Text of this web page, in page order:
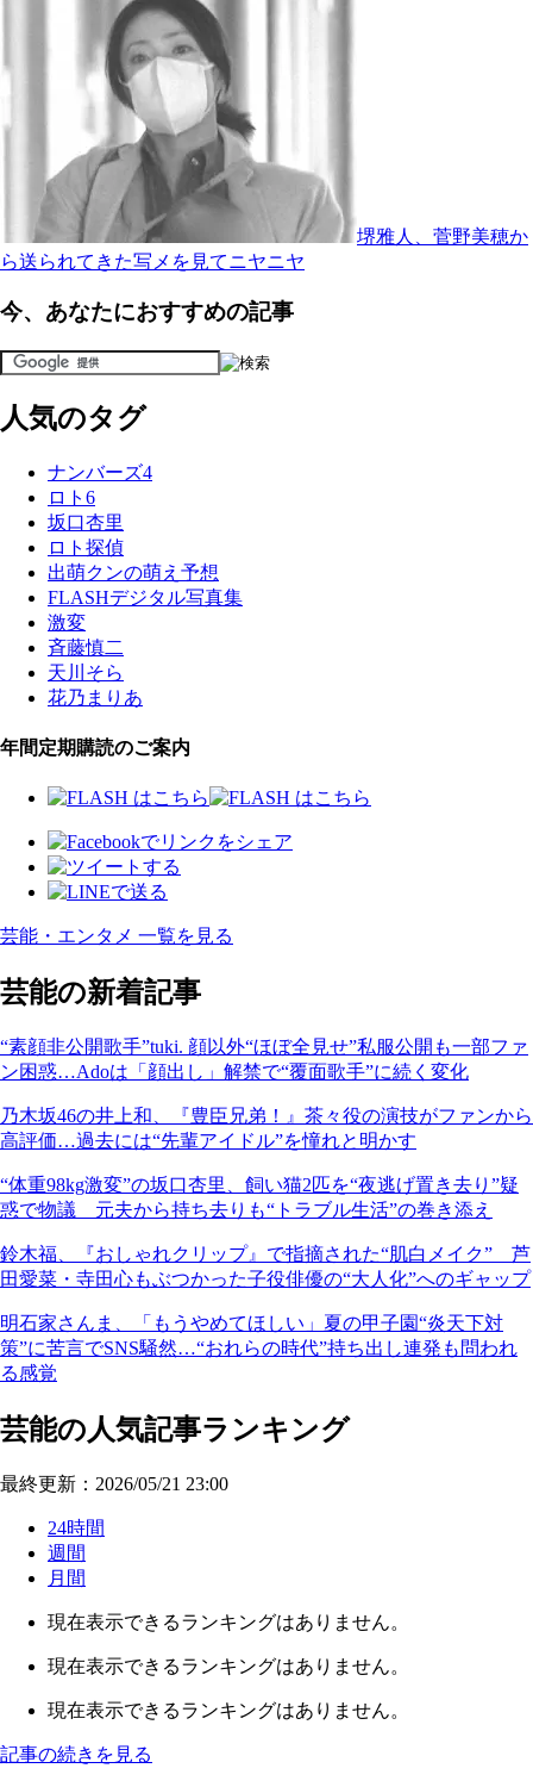
堺雅人、菅野美穂か
ら送られてきた写メを見てニヤニヤ
今、あなたにおすすめの記事
人気のタグ
ナンバーズ4
ロト6
坂口杏里
ロト探偵
出萌クンの萌え予想
FLASHデジタル写真集
激変
斉藤慎二
天川そら
花乃まりあ
年間定期購読のご案内
芸能・エンタメ 一覧を見る
芸能の新着記事
“素顔非公開歌手”tuki. 顔以外“ほぼ全見せ”私服公開も一部ファ
ン困惑…Adoは「顔出し」解禁で“覆面歌手”に続く変化
乃木坂46の井上和、『豊臣兄弟！』茶々役の演技がファンから
高評価…過去には“先輩アイドル”を憧れと明かす
“体重98kg激変”の坂口杏里、飼い猫2匹を“夜逃げ置き去り”疑
惑で物議 元夫から持ち去りも“トラブル生活”の巻き添え
鈴木福、『おしゃれクリップ』で指摘された“肌白メイク” 芦
田愛菜・寺田心もぶつかった子役俳優の“大人化”へのギャップ
明石家さんま、「もうやめてほしい」夏の甲子園“炎天下対
策”に苦言でSNS騒然…“おれらの時代”持ち出し連発も問われ
る感覚
芸能の人気記事ランキング
最終更新：2026/05/21 23:00
24時間
週間
月間
現在表示できるランキングはありません。
現在表示できるランキングはありません。
現在表示できるランキングはありません。
記事の続きを見る